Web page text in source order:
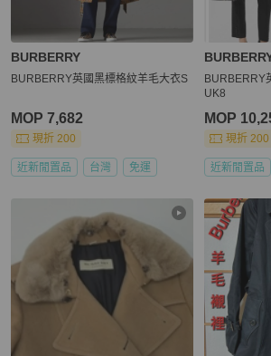
BURBERRY
BURBERRY英國黑標格紋羊毛大衣S
MOP 7,682
現折 200
近新閒置品 台灣 免運
BURBERRY
UK8
MOP
現折 200
近新閒置品